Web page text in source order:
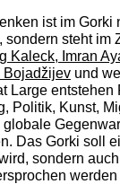
ist im Gorki
sondern steht im
Kaleck, Imran
Bojadžijevund
Large entstehen
Politik, Kunst,
Das Gorki soll
sondern
werden